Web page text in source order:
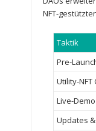
NFT-
Taktik
Pre-
Utility-NFT
Live-Demo
Updates